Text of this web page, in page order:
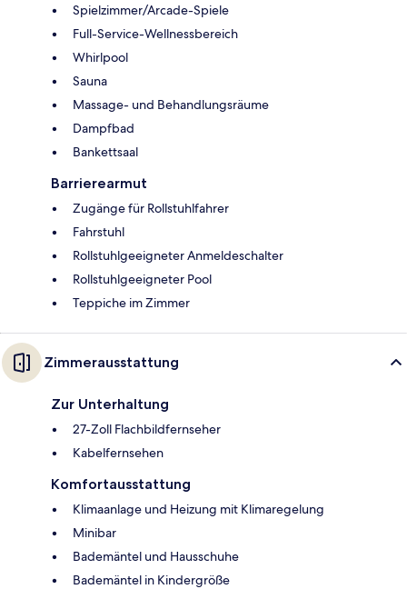
Spielzimmer/Arcade-Spiele
Full-Service-Wellnessbereich
Whirlpool
Sauna
Massage- und Behandlungsräume
Dampfbad
Bankettsaal
Barrierearmut
Zugänge für Rollstuhlfahrer
Fahrstuhl
Rollstuhlgeeigneter Anmeldeschalter
Rollstuhlgeeigneter Pool
Teppiche im Zimmer
Zimmerausstattung
Zur Unterhaltung
27-Zoll Flachbildfernseher
Kabelfernsehen
Komfortausstattung
Klimaanlage und Heizung mit Klimaregelung
Minibar
Bademäntel und Hausschuhe
Bademäntel in Kindergröße